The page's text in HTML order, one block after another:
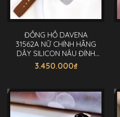
ĐỒNG HỒ DAVENA
31562A NỮ CHÍNH HÃNG
DÂY SILICON NÂU ĐÍNH
ĐÁ 36MM
3.450.000₫